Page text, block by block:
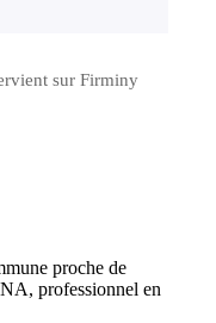
sur Firminy
proche de
professionnel en